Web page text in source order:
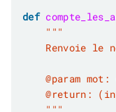
def compte_les_a